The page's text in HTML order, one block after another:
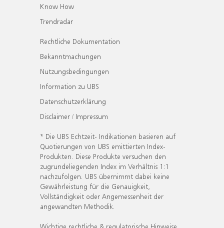
Know How
Trendradar
Rechtliche Dokumentation
Bekanntmachungen
Nutzungsbedingungen
Information zu UBS
Datenschutzerklärung
Disclaimer / Impressum
* Die UBS Echtzeit- Indikationen basieren auf
Quotierungen von UBS emittierten Index-
Produkten. Diese Produkte versuchen den
zugrundeliegenden Index im Verhältnis 1:1
nachzufolgen. UBS übernimmt dabei keine
Gewährleistung für die Genauigkeit,
Vollständigkeit oder Angemessenheit der
angewandten Methodik.